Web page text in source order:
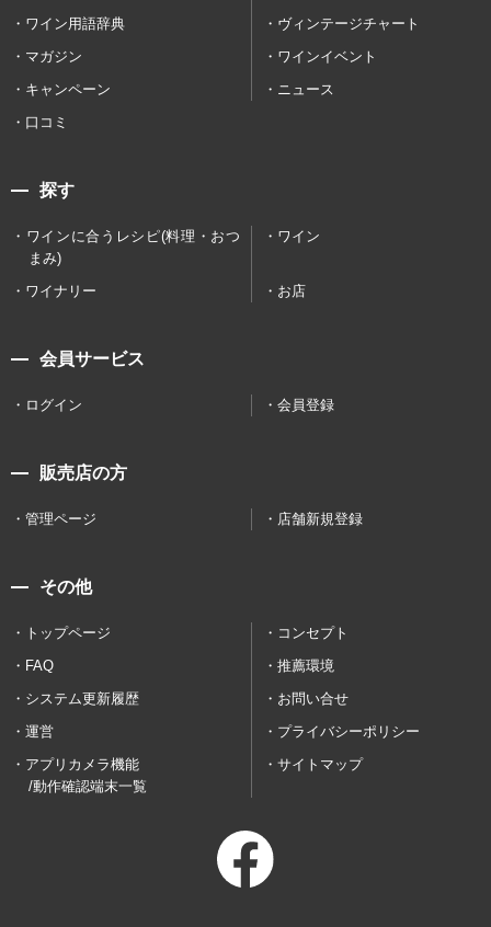
ワイン用語辞典
ヴィンテージチャート
マガジン
ワインイベント
キャンペーン
ニュース
口コミ
探す
ワインに合うレシピ(料理・おつ
まみ)
ワイン
ワイナリー お店
会員サービス
ログイン 会員登録
販売店の方
管理ページ 店舗新規登録
その他
トップページ
コンセプト
FAQ
推薦環境
システム更新履歴
お問い合せ
運営
プライバシーポリシー
アプリカメラ機能
/動作確認端末一覧
サイトマップ